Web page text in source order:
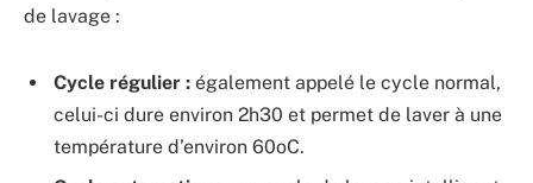
de lavage :
Cycle régulier : également appelé le cycle normal,
celui-ci dure environ 2h30 et permet de laver à une
température d’environ 60oC.